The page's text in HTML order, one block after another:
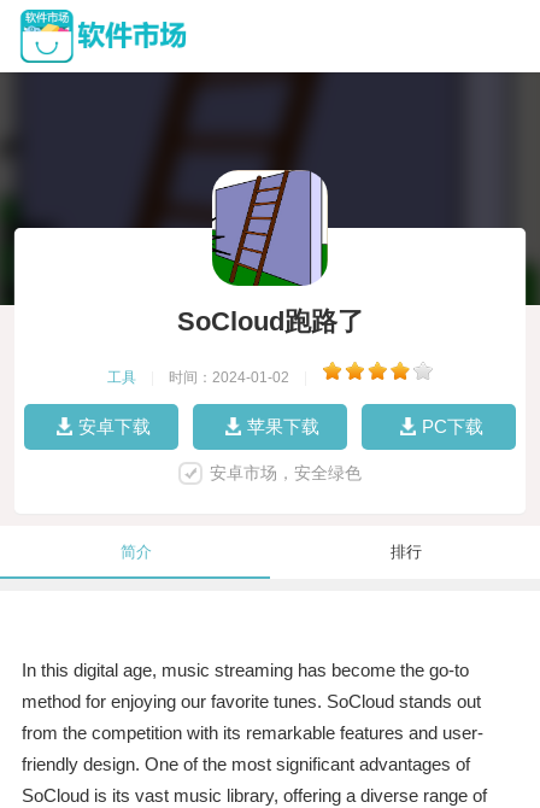
SoCloud跑路了
工具 时间：2024-01-02
安卓下载 苹果下载 PC下载
安卓市场，安全绿色
简介 排行
In this digital age, music streaming has become the go-to
method for enjoying our favorite tunes. SoCloud stands out
from the competition with its remarkable features and user-
friendly design. One of the most significant advantages of
SoCloud is its vast music library, offering a diverse range of